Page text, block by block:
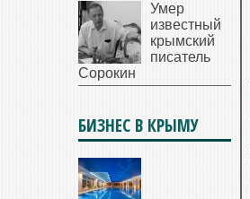
Умер
известный
крымский
писатель
Сорокин
БИЗНЕС В КРЫМУ